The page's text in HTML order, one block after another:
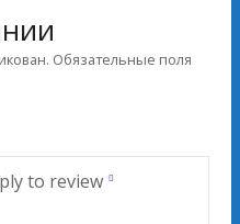
Обязательные поля
to review